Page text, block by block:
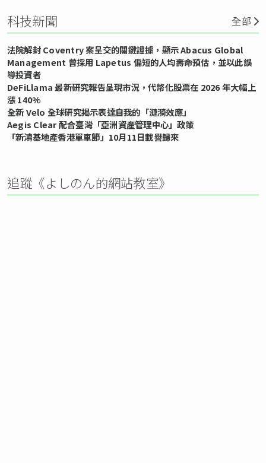
科技新聞 全部
法院解封 Coventry 案呈交的關鍵證據，顯示 Abacus Global
Management 曾採用 Lapetus 偏短的人均壽命預估，並以此誤
導投資者
DeFiLlama 最新研究報告呈現市況，代幣化股票在 2026 年大幅上
漲 140%
全新 Velo 全球研究揭示表達自我的「漣漪效應」
Aegis Clear 配合臺灣「亞洲資產管理中心」政策
「新鴻基地產香港單車節」10月11日載譽歸來
追蹤《よしのん的網站教室》